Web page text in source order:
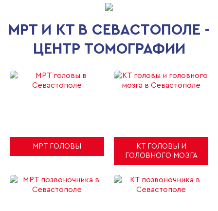
МРТ И КТ В СЕВАСТОПОЛЕ -
ЦЕНТР ТОМОГРАФИИ
МРТ ГОЛОВЫ
КТ ГОЛОВЫ И
ГОЛОВНОГО МОЗГА